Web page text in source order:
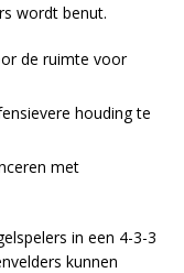
wordt benut.
de ruimte voor
houding te
met
in een 4-3-3
kunnen